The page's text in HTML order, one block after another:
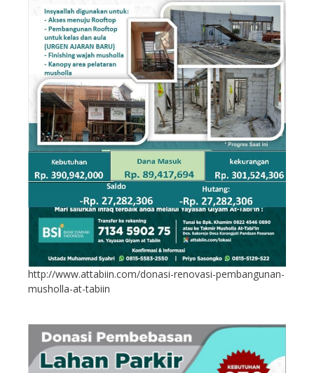
http://www.attabiin.com/donasi-renovasi-pembangunan-
musholla-at-tabiin